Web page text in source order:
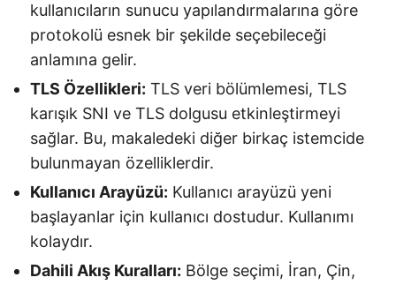
kullanıcıların sunucu yapılandırmalarına göre
protokolü esnek bir şekilde seçebileceği
anlamına gelir.
TLS Özellikleri: TLS veri bölümlemesi, TLS
karışık SNI ve TLS dolgusu etkinleştirmeyi
sağlar. Bu, makaledeki diğer birkaç istemcide
bulunmayan özelliklerdir.
Kullanıcı Arayüzü: Kullanıcı arayüzü yeni
başlayanlar için kullanıcı dostudur. Kullanımı
kolaydır.
Dahili Akış Kuralları: Bölge seçimi, İran, Çin,